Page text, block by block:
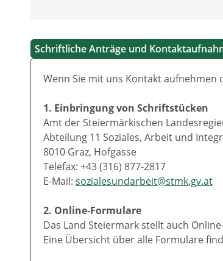
Schriftliche Anträge und
Wenn Sie mit uns Kontakt
1. Einbringung von Schriftstücken
Amt der Steiermärkischen
Abteilung 11 Soziales, Arbeit und
8010 Graz, Hofgasse
Telefax: +43 (316) 877-2817
E-Mail: sozialesundarbeit@stmk.gv.at
2. Online-Formulare
Das Land Steiermark stellt auch
Eine Übersicht über alle Formulare